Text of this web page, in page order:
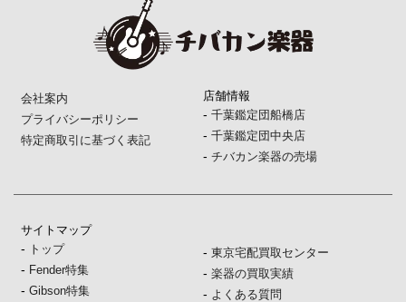
会社案内
プライバシーポリシー
特定商取引に基づく表記
店舗情報
- 千葉鑑定団船橋店
- 千葉鑑定団中央店
- チバカン楽器の売場
サイトマップ
- トップ
- Fender特集
-Gibson特集
- 東京宅配買取センター
- 楽器の買取実績
- よくある質問